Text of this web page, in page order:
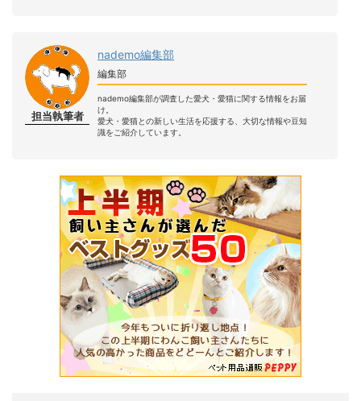
担当執筆者
nademo編集部
編集部
nademo編集部が調査した愛犬・愛猫に関する情報をお届
け。
愛犬・愛猫との新しい生活を応援する、大切な情報や豆知
識をご紹介しています。